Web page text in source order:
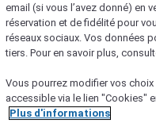
email (si vous l’avez donné) en
réservation et de fidélité pour
réseaux sociaux. Vos données
tiers. Pour en savoir plus,
Vous pourrez modifier vos
accessible via le lien "Cookies"
Plus d'informations